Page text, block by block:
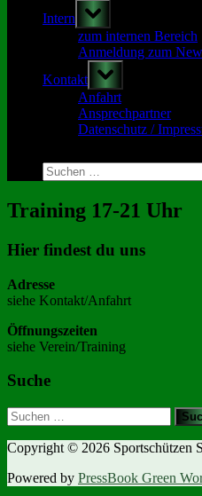
Intern
Toggle
sub-
menu
zum internen Bereich
Anmeldung zum
Kontakt
Toggle
sub-
menu
Anfahrt
Ansprechpartner
Datenschutz /
search
form
Suchen
nach:
Training 17-21 Uhr
Hier findest du uns
Adresse
siehe Kontakt/Anfahrt
Öffnungszeiten
siehe Verein/Training
Suche
Suchen
nach:
Copyright © 2026 Sportschützen
Powered by PressBook Green